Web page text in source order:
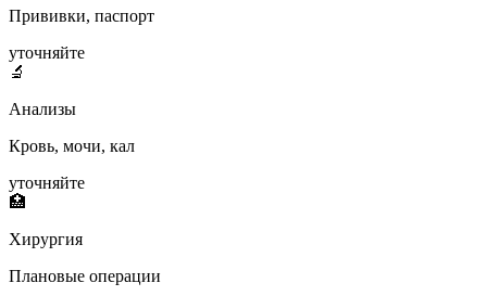
Прививки, паспорт
уточняйте
🔬
Анализы
Кровь, мочи, кал
уточняйте
🏥
Хирургия
Плановые операции